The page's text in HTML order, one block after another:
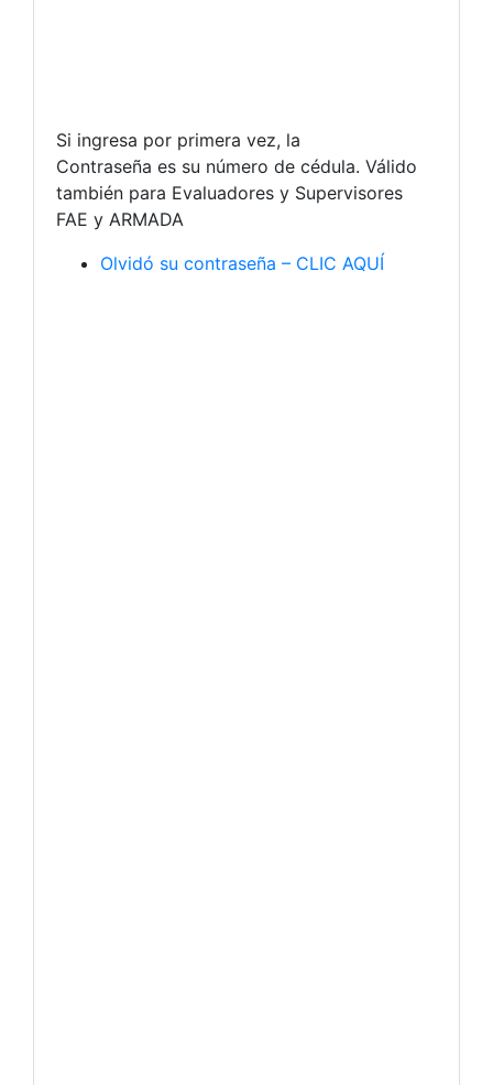
Si ingresa por primera vez, la
Contraseña es su número de cédula. Válido
también para Evaluadores y Supervisores
FAE y ARMADA
Olvidó su contraseña – CLIC AQUÍ